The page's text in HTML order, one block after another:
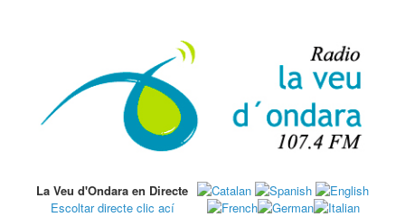
La Veu d'Ondara en Directe
Escoltar directe clic ací